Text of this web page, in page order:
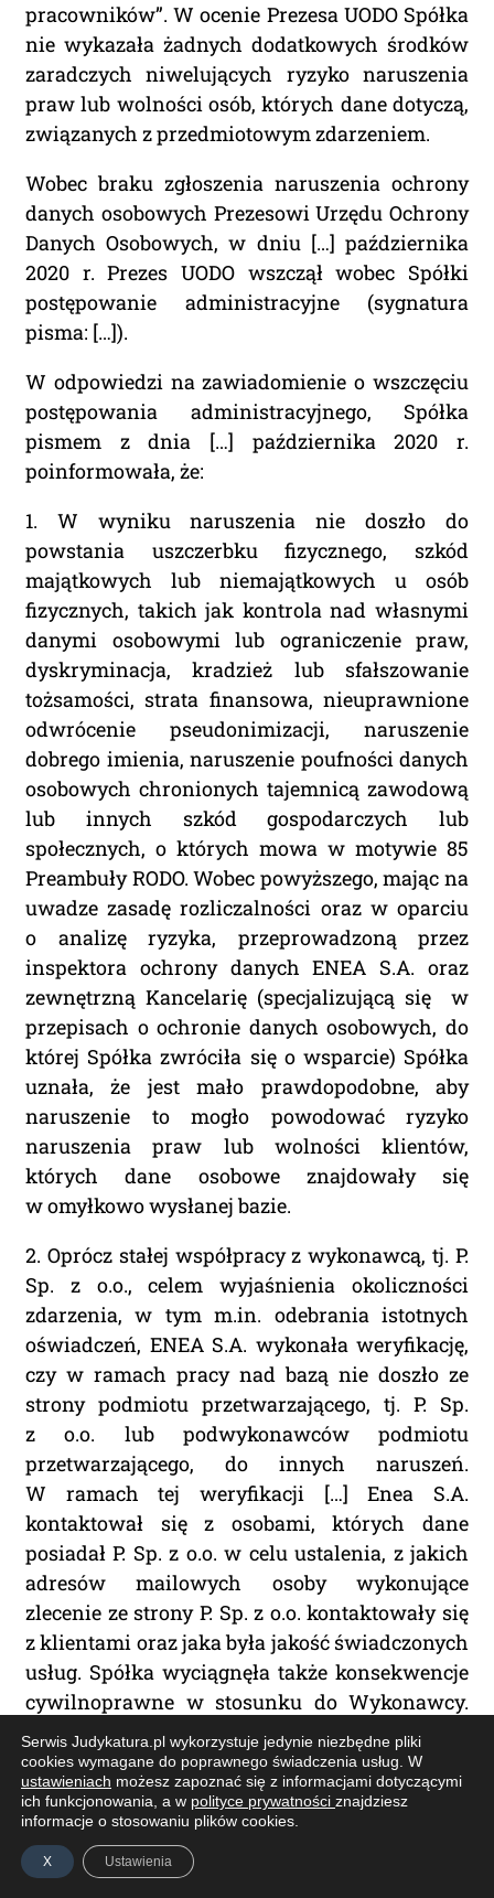
pracowników”. W ocenie Prezesa UODO Spółka
nie wykazała żadnych dodatkowych środków
zaradczych niwelujących ryzyko naruszenia
praw lub wolności osób, których dane dotyczą,
związanych z przedmiotowym zdarzeniem.
Wobec braku zgłoszenia naruszenia ochrony
danych osobowych Prezesowi Urzędu Ochrony
Danych Osobowych, w dniu […] października
2020 r. Prezes UODO wszczął wobec Spółki
postępowanie administracyjne (sygnatura
pisma: […]).
W odpowiedzi na zawiadomienie o wszczęciu
postępowania administracyjnego, Spółka
pismem z dnia […] października 2020 r.
poinformowała, że:
1. W wyniku naruszenia nie doszło do
powstania uszczerbku fizycznego, szkód
majątkowych lub niemajątkowych u osób
fizycznych, takich jak kontrola nad własnymi
danymi osobowymi lub ograniczenie praw,
dyskryminacja, kradzież lub sfałszowanie
tożsamości, strata finansowa, nieuprawnione
odwrócenie pseudonimizacji, naruszenie
dobrego imienia, naruszenie poufności danych
osobowych chronionych tajemnicą zawodową
lub innych szkód gospodarczych lub
społecznych, o których mowa w motywie 85
Preambuły RODO. Wobec powyższego, mając na
uwadze zasadę rozliczalności oraz w oparciu
o analizę ryzyka, przeprowadzoną przez
inspektora ochrony danych ENEA S.A. oraz
zewnętrzną Kancelarię (specjalizującą się w
przepisach o ochronie danych osobowych, do
której Spółka zwróciła się o wsparcie) Spółka
uznała, że jest mało prawdopodobne, aby
naruszenie to mogło powodować ryzyko
naruszenia praw lub wolności klientów,
których dane osobowe znajdowały się
w omyłkowo wysłanej bazie.
2. Oprócz stałej współpracy z wykonawcą, tj. P.
Sp. z o.o., celem wyjaśnienia okoliczności
zdarzenia, w tym m.in. odebrania istotnych
oświadczeń, ENEA S.A. wykonała weryfikację,
czy w ramach pracy nad bazą nie doszło ze
strony podmiotu przetwarzającego, tj. P. Sp.
z o.o. lub podwykonawców podmiotu
przetwarzającego, do innych naruszeń.
W ramach tej weryfikacji […] Enea S.A.
kontaktował się z osobami, których dane
posiadał P. Sp. z o.o. w celu ustalenia, z jakich
adresów mailowych osoby wykonujące
zlecenie ze strony P. Sp. z o.o. kontaktowały się
z klientami oraz jaka była jakość świadczonych
usług. Spółka wyciągnęła także konsekwencje
cywilnoprawne w stosunku do Wykonawcy.
Z powyższego jasno wynika, że Enea S.A., jako
administrator danych, podjęła oprócz
wszelkich koniecznych działań niezbędnych
do wyjaśnienia sprawy, także działania
dodatkowe, aby rzetelnie i dogłębnie wyjaśnić
przedmiotowe zdarzenie i zbadać, czy nie
Serwis Judykatura.pl wykorzystuje jedynie niezbędne pliki
cookies wymagane do poprawnego świadczenia usług. W
ustawieniach możesz zapoznać się z informacjami dotyczącymi
ich funkcjonowania, a w polityce prywatności znajdziesz
informacje o stosowaniu plików cookies.
X Ustawienia